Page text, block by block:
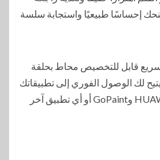
إحساسًا طبيعيًا واستجابة سلسة
سريع قابل للتخصيص محاط بحلقة
لك الوصول الفوري إلى تطبيقاتك
المفضلة مثل HUAWEI Notes وGoPaint أو أي تطبيق آخر